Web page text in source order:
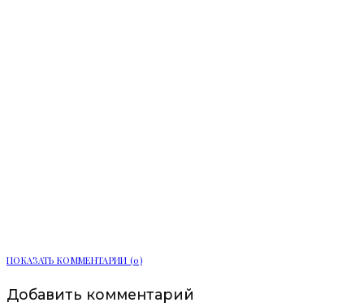
ПОКАЗАТЬ КОММЕНТАРИИ (0)
Добавить комментарий